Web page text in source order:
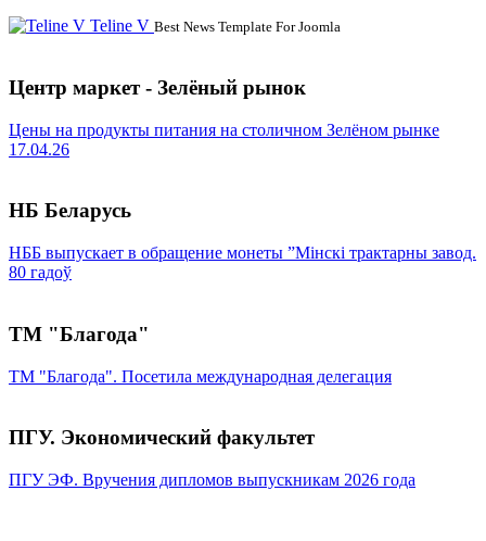
Teline V Best News Template For Joomla
Центр маркет - Зелёный рынок
Цены на продукты питания на столичном Зелёном рынке
17.04.26
НБ Беларусь
НББ выпускает в обращение монеты ”Мінскі трактарны завод.
80 гадоў
ТМ "Благода"
ТМ "Благода". Посетила международная делегация
ПГУ. Экономический факультет
ПГУ ЭФ. Вручения дипломов выпускникам 2026 года